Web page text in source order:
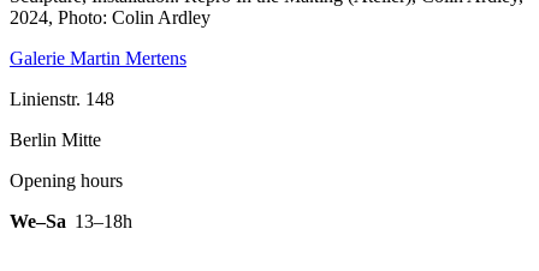
2024, Photo: Colin Ardley
Galerie Martin Mertens
Linienstr. 148
Berlin Mitte
Opening hours
We–Sa 13–18h